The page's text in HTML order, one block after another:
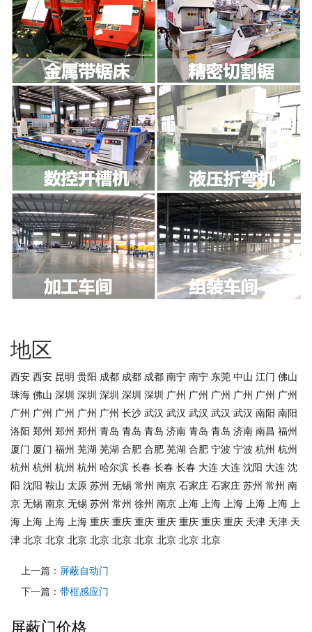
地区
西安 西安 昆明 贵阳 成都 成都 成都 南宁 南宁 东莞 中山 江门 佛山
珠海 佛山 深圳 深圳 深圳 深圳 深圳 广州 广州 广州 广州 广州 广州
广州 广州 广州 广州 广州 长沙 武汉 武汉 武汉 武汉 武汉 南阳 南阳
洛阳 郑州 郑州 郑州 青岛 青岛 青岛 济南 青岛 青岛 济南 南昌 福州
厦门 厦门 福州 芜湖 芜湖 合肥 合肥 芜湖 合肥 宁波 宁波 杭州 杭州
杭州 杭州 杭州 杭州 哈尔滨 长春 长春 长春 大连 大连 沈阳 大连 沈
阳 沈阳 鞍山 太原 苏州 无锡 常州 南京 石家庄 石家庄 苏州 常州 南
京 无锡 南京 无锡 苏州 常州 徐州 南京 上海 上海 上海 上海 上海 上
海 上海 上海 上海 重庆 重庆 重庆 重庆 重庆 重庆 重庆 天津 天津 天
津 北京 北京 北京 北京 北京 北京 北京 北京 北京
上一篇： 屏蔽自动门
下一篇： 带框感应门
屏蔽门价格